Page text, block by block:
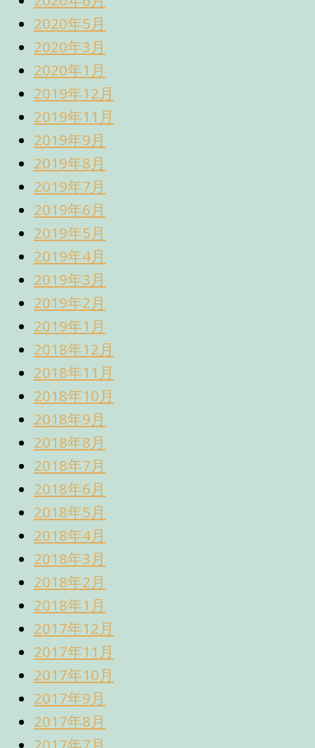
2020年5月
2020年3月
2020年1月
2019年12月
2019年11月
2019年9月
2019年8月
2019年7月
2019年6月
2019年5月
2019年4月
2019年3月
2019年2月
2019年1月
2018年12月
2018年11月
2018年10月
2018年9月
2018年8月
2018年7月
2018年6月
2018年5月
2018年4月
2018年3月
2018年2月
2018年1月
2017年12月
2017年11月
2017年10月
2017年9月
2017年8月